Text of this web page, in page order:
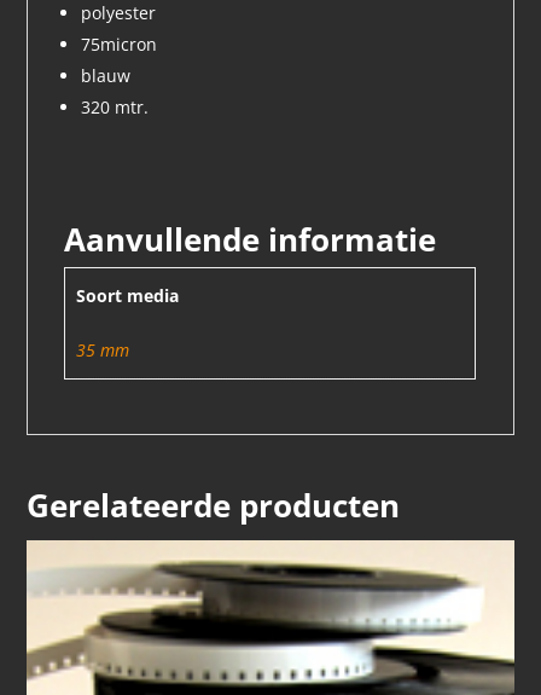
polyester
75micron
blauw
320 mtr.
Aanvullende informatie
Soort media
35 mm
Gerelateerde producten